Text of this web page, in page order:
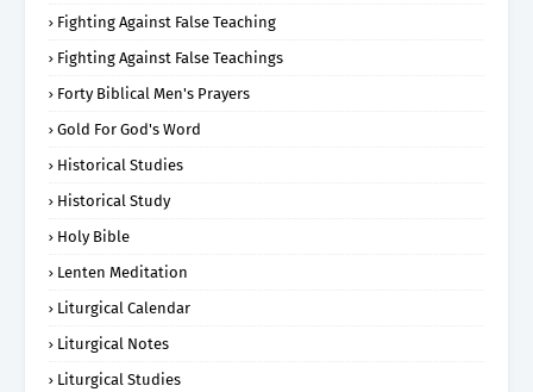
Fighting Against False Teaching
Fighting Against False Teachings
Forty Biblical Men's Prayers
Gold For God's Word
Historical Studies
Historical Study
Holy Bible
Lenten Meditation
Liturgical Calendar
Liturgical Notes
Liturgical Studies